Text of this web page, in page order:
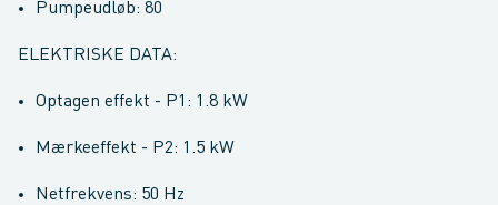
Pumpeudløb: 80
ELEKTRISKE DATA:
Optagen effekt - P1: 1.8 kW
Mærkeeffekt - P2: 1.5 kW
Netfrekvens: 50 Hz